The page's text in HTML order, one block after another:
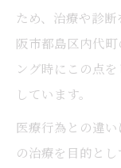
ため、治療や診
阪市都島区内代
ング時にこの点
しています。
医療行為との違
の治療を目的と